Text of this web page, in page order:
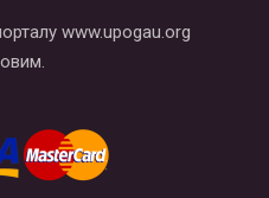
www.upogau.org